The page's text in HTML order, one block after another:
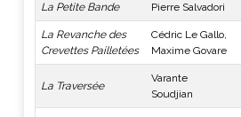
La Petite Bande Pierre Salvadori
La Revanche des
Crevettes Pailletées
Cédric Le Gallo,
Maxime Govare
La Traversée
Varante
Soudjian